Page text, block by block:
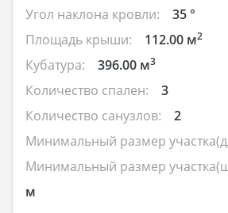
Угол наклона кровли:
35 °
Площадь крыши:
112.00 м2
Кубатура: 396.00 м3
Количество спален:
3
Количество санузлов:
2
Минимальный размер
Минимальный размер
м